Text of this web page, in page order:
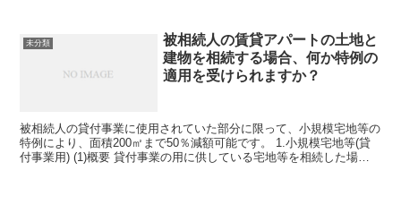
未分類
被相続人の賃貸アパートの土地と
建物を相続する場合、何か特例の
適用を受けられますか？
被相続人の貸付事業に使用されていた部分に限って、小規模宅地等の
特例により、面積200㎡まで50％減額可能です。 1.小規模宅地等(貸
付事業用) (1)概要 貸付事業の用に供している宅地等を相続した場